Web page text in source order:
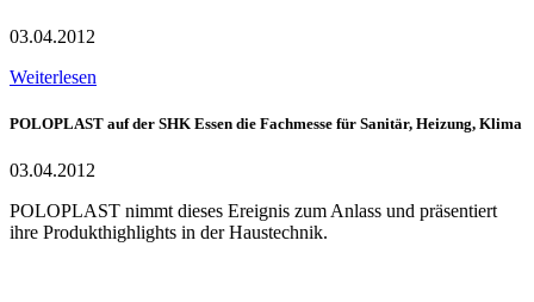
03.04.2012
Weiterlesen
POLOPLAST auf der SHK Essen die Fachmesse für Sanitär, Heizung, Klima
03.04.2012
POLOPLAST nimmt dieses Ereignis zum Anlass und präsentiert
ihre Produkthighlights in der Haustechnik.